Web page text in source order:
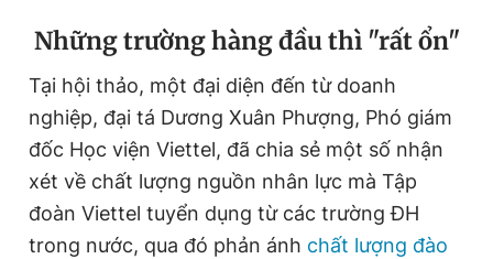
Theo dõi báo trên
Hotline
0906 645 777
Liên hệ quảng cáo
0908 780 404
Đặt báo Quảng cáo RSS Tòa soạn Chính sách bảo
Những trường hàng đầu thì "rất ổn"
Tại hội thảo, một đại diện đến từ doanh
nghiệp, đại tá Dương Xuân Phượng, Phó giám
đốc Học viện Viettel, đã chia sẻ một số nhận
xét về chất lượng nguồn nhân lực mà Tập
đoàn Viettel tuyển dụng từ các trường ĐH
trong nước, qua đó phản ánh chất lượng đào